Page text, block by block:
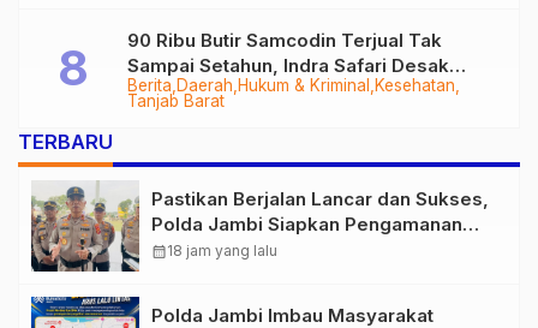
Berita Daerah Hukum & Kriminal
Kesehatan
Tanjab Barat
90 Ribu Butir Samcodin Terjual Tak
Sampai Setahun, Indra Safari Desak
Audit Menyeluruh
TERBARU
Pastikan Berjalan Lancar dan Sukses,
Polda Jambi Siapkan Pengamanan
Berlapis untuk 8.750 Pelari, 1.848
calendar_month18 jam yang lalu
Polda Jambi Imbau Masyarakat